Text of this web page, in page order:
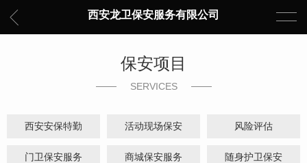
西安龙卫保安服务有限公司
保安项目
SERVICES
西安安保特勤 活动现场保安 风险评估
门卫保安服务 商城保安服务 随身护卫保安